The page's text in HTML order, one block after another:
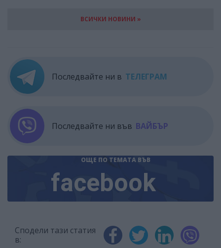
ВСИЧКИ НОВИНИ »
Последвайте ни в ТЕЛЕГРАМ
Последвайте ни във ВАЙБЪР
ОЩЕ ПО ТЕМАТА ВЪВ
facebook
Сподели тази статия
в: